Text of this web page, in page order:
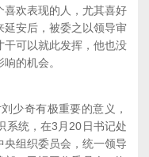
欢表现的人，尤其喜好
安后，被委之以领导审
可以就此发挥，他也没
的机会。
奇有极重要的意义，
系统，在3月20日书记处
组织委员会，统一领导